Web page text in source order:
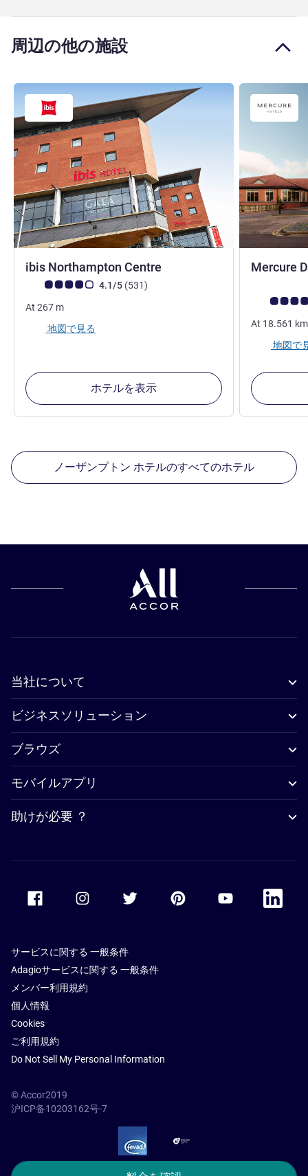
周辺の他の施設
ibis Northampton Centre
お客さまの声 (確認済みレビュー アコーホテルズ)
4.1/5 (531件のレビュー
)
At 267 m
地図で見る
ホテルを表示
Mercure
お客さまの
At 18.561 km
地図で
ノーザンプトン ホテルのすべてのホテル
当社について
ビジネスソリューション
ブラウズ
モバイルアプリ
助けが必要 ？
Accor Facebook Accor TwitterAccor PinterestAccor Youtube
Accor
サービスに関する 一般条件
Adagioサービスに関する 一般条件
メンバー利用規約
個人情報
Cookies
ご利用規約
Do Not Sell My Personal Information
© Accor2019
沪ICP备10203162号-7